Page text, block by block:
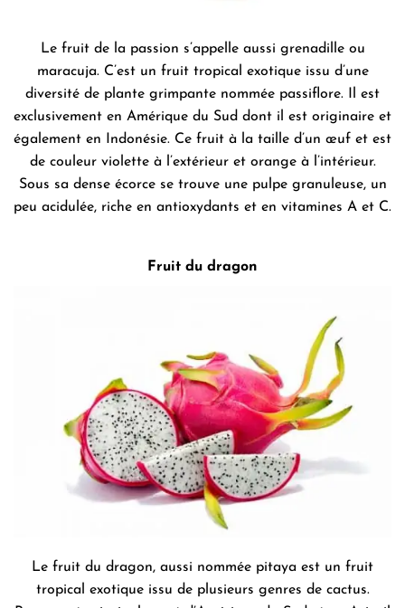
Le fruit de la passion s’appelle aussi grenadille ou
maracuja. C’est un fruit tropical exotique issu d’une
diversité de plante grimpante nommée passiflore. Il est
exclusivement en Amérique du Sud dont il est originaire et
également en Indonésie. Ce fruit à la taille d’un œuf et est
de couleur violette à l’extérieur et orange à l’intérieur.
Sous sa dense écorce se trouve une pulpe granuleuse, un
peu acidulée, riche en antioxydants et en vitamines A et C.
Fruit du dragon
Le fruit du dragon, aussi nommée pitaya est un fruit
tropical exotique issu de plusieurs genres de cactus.